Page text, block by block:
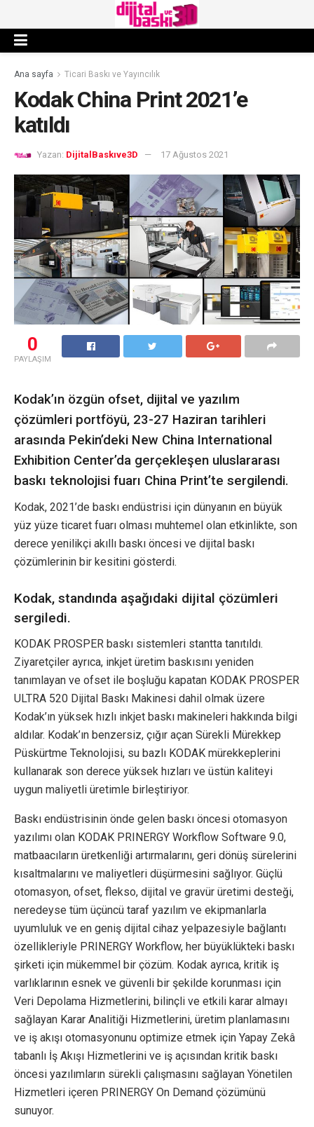
Ana sayfa Ticari Baskı ve Yayıncılık
Kodak China Print 2021’e
katıldı
Yazan: DijitalBaskıve3D 17 Ağustos 2021
0
PAYLAŞIM
Kodak’ın özgün ofset, dijital ve yazılım
çözümleri portföyü, 23-27 Haziran tarihleri
arasında Pekin’deki New China International
Exhibition Center’da gerçekleşen uluslararası
baskı teknolojisi fuarı China Print’te sergilendi.
Kodak, 2021’de baskı endüstrisi için dünyanın en büyük
yüz yüze ticaret fuarı olması muhtemel olan etkinlikte, son
derece yenilikçi akıllı baskı öncesi ve dijital baskı
çözümlerinin bir kesitini gösterdi.
Kodak, standında aşağıdaki dijital çözümleri
sergiledi.
KODAK PROSPER baskı sistemleri stantta tanıtıldı.
Ziyaretçiler ayrıca, inkjet üretim baskısını yeniden
tanımlayan ve ofset ile boşluğu kapatan KODAK PROSPER
ULTRA 520 Dijital Baskı Makinesi dahil olmak üzere
Kodak’ın yüksek hızlı inkjet baskı makineleri hakkında bilgi
aldılar. Kodak’ın benzersiz, çığır açan Sürekli Mürekkep
Püskürtme Teknolojisi, su bazlı KODAK mürekkeplerini
kullanarak son derece yüksek hızları ve üstün kaliteyi
uygun maliyetli üretimle birleştiriyor.
Baskı endüstrisinin önde gelen baskı öncesi otomasyon
yazılımı olan KODAK PRINERGY Workflow Software 9.0,
matbaacıların üretkenliği artırmalarını, geri dönüş sürelerini
kısaltmalarını ve maliyetleri düşürmesini sağlıyor. Güçlü
otomasyon, ofset, flekso, dijital ve gravür üretimi desteği,
neredeyse tüm üçüncü taraf yazılım ve ekipmanlarla
uyumluluk ve en geniş dijital cihaz yelpazesiyle bağlantı
özellikleriyle PRINERGY Workflow, her büyüklükteki baskı
şirketi için mükemmel bir çözüm. Kodak ayrıca, kritik iş
varlıklarının esnek ve güvenli bir şekilde korunması için
Veri Depolama Hizmetlerini, bilinçli ve etkili karar almayı
sağlayan Karar Analitiği Hizmetlerini, üretim planlamasını
ve iş akışı otomasyonunu optimize etmek için Yapay Zekâ
tabanlı İş Akışı Hizmetlerini ve iş açısından kritik baskı
öncesi yazılımların sürekli çalışmasını sağlayan Yönetilen
Hizmetleri içeren PRINERGY On Demand çözümünü
sunuyor.